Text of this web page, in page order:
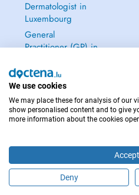
Dermatologist in
Luxembourg
General
Practitioner (GP) in
Gynecologist in
Luxembourg
See all →
IN CASE OF
Copyright © 2026 - DOCTENA S.A.
We use cookies
We may place these for analysis of our
show personalised content and to give
more information about the cookies
Accept
Deny